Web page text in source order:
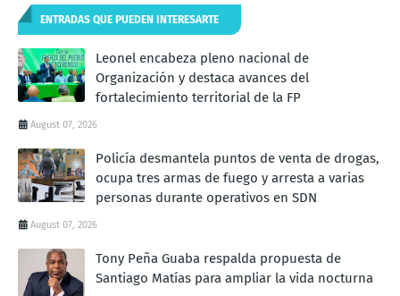
ENTRADAS QUE PUEDEN INTERESARTE
Leonel encabeza pleno nacional de
Organización y destaca avances del
fortalecimiento territorial de la FP
August 07, 2026
Policía desmantela puntos de venta de drogas,
ocupa tres armas de fuego y arresta a varias
personas durante operativos en SDN
August 07, 2026
Tony Peña Guaba respalda propuesta de
Santiago Matías para ampliar la vida nocturna